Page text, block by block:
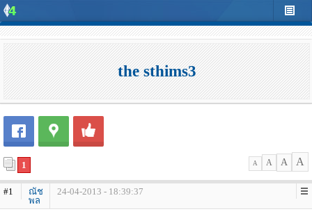
the sthims3
1 A A A A
#1
ณัช
พล
24-04-2013 - 18:39:37